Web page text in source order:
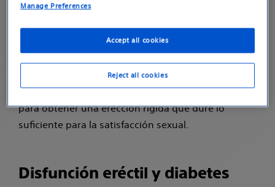
nervios interrumpe la capacidad de convertir la
La mala circulación sanguínea reduce el flujo
sanguíneo al pene. Juntos afectan su capacidad
para obtener una erección rígida que dure lo
suficiente para la satisfacción sexual.
Disfunción eréctil y diabetes
Manage Preferences
Accept all cookies
Reject all cookies